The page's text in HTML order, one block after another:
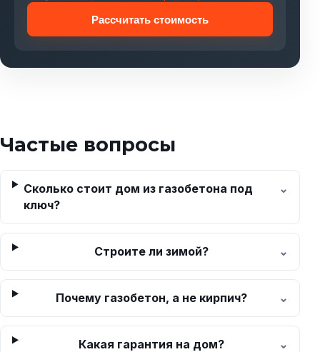
Рассчитать стоимость
Частые вопросы
Сколько стоит дом из газобетона под
ключ?
Строите ли зимой?
Почему газобетон, а не кирпич?
Какая гарантия на дом?